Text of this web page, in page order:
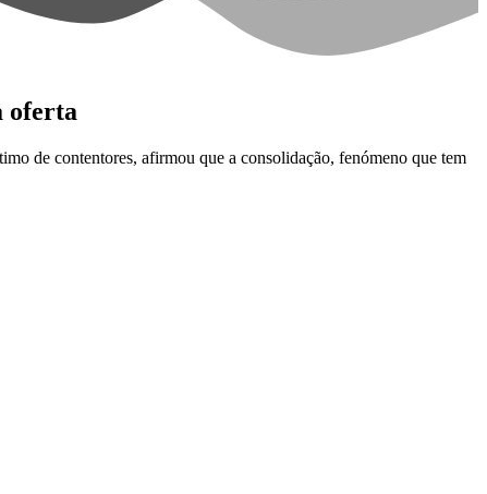
oferta
de contentores, afirmou que a consolidação, fenómeno que tem